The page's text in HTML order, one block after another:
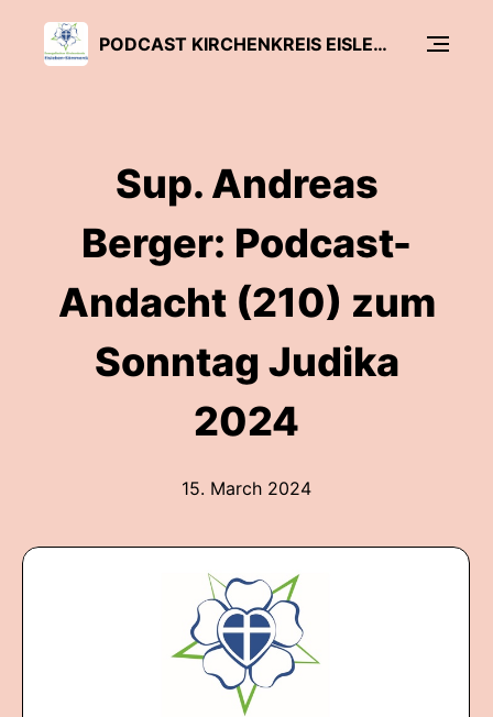
PODCAST KIRCHENKREIS EISLEBEN-SÖMMERDA
Sup. Andreas
Berger: Podcast-
Andacht (210) zum
Sonntag Judika
2024
15. March 2024